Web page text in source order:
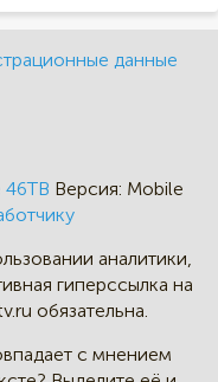
данные
46ТВ Версия: Mobile
аналитики,
гиперссылка на
обязательна.
с мнением